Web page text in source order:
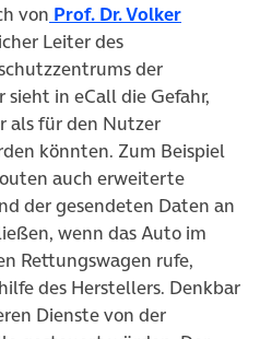
von Prof. Dr. Volker
Tab)Leiter des
der
sieht in eCall die Gefahr,
als für den Nutzer
könnten. Zum Beispiel
auch erweiterte
der gesendeten Daten an
wenn das Auto im
Rettungswagen rufe,
des Herstellers. Denkbar
Dienste von der